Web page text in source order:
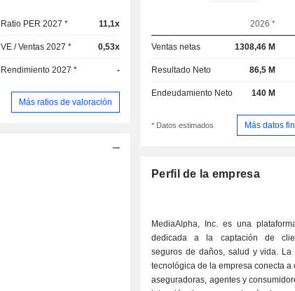
Ratio PER 2027 * 11,1x
VE / Ventas 2027 * 0,53x
Rendimiento 2027 * -
Más ratios de valoración
2026 *
Ventas netas 1308,46 M
Resultado Neto 86,5 M
Endeudamiento Neto 140 M
* Datos estimados Más datos
Perfil de la empresa
MediaAlpha, Inc. es una
dedicada a la captación de
seguros de daños, salud y vida. La
tecnológica de la empresa conecta a
aseguradoras, agentes y